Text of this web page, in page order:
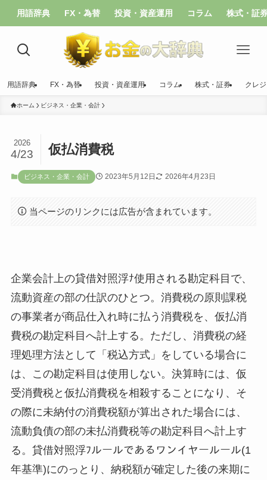
用語辞典 FX・為替 投資・資産運用 コラム 株式・証
用語辞典 FX・為替 投資・資産運用 コラム 株式・証券 クレ
ホーム ビジネス・企業・会計
仮払消費税
2026
4/23
ビジネス・企業・会計 2023年5月12日 2026年4月23日
当ページのリンクには広告が含まれています。
企業会計上の貸借対照浮ﾅ使用される勘定科目で、
流動資産の部の仕訳のひとつ。消費税の原則課税
の事業者が商品仕入れ時に払う消費税を、仮払消
費税の勘定科目へ計上する。ただし、消費税の経
理処理方法として「税込方式」をしている場合に
は、この勘定科目は使用しない。決算時には、仮
受消費税と仮払消費税を相殺することになり、そ
の際に未納付の消費税額が算出された場合には、
流動負債の部の未払消費税等の勘定科目へ計上す
る。貸借対照浮ﾌルールであるワンイヤールール(1
年基準)にのっとり、納税額が確定した後の来期に